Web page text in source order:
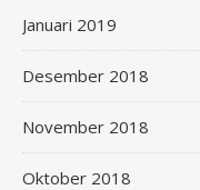
Januari 2019
Desember 2018
November 2018
Oktober 2018